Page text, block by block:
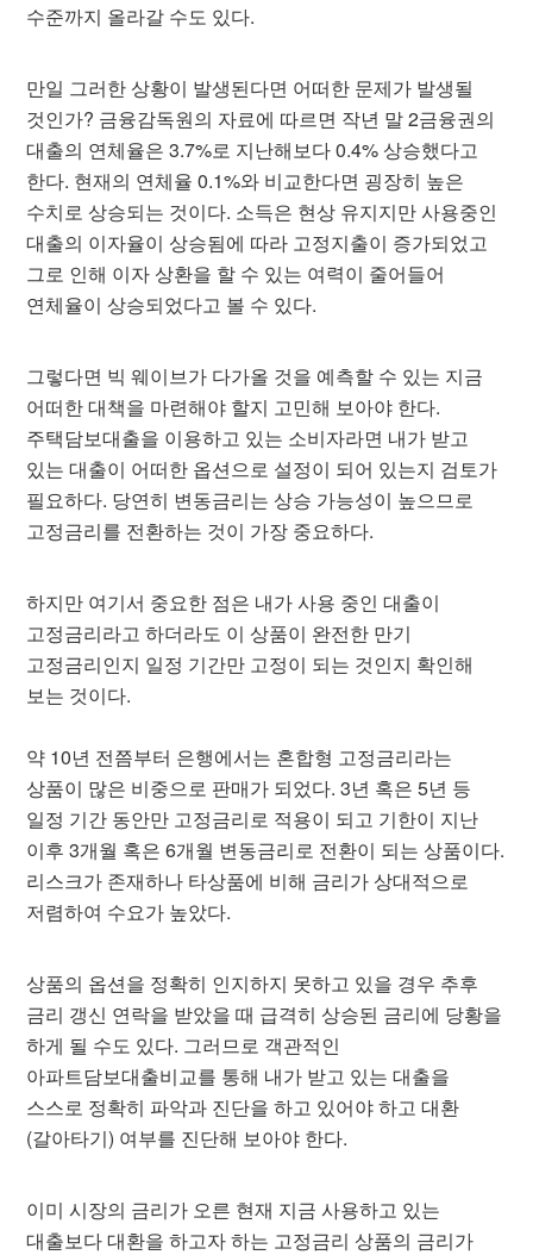
수준까지 올라갈 수도 있다.
만일 그러한 상황이 발생된다면 어떠한 문제가 발생될
것인가? 금융감독원의 자료에 따르면 작년 말 2금융권의
대출의 연체율은 3.7%로 지난해보다 0.4% 상승했다고
한다. 현재의 연체율 0.1%와 비교한다면 굉장히 높은
수치로 상승되는 것이다. 소득은 현상 유지지만 사용중인
대출의 이자율이 상승됨에 따라 고정지출이 증가되었고
그로 인해 이자 상환을 할 수 있는 여력이 줄어들어
연체율이 상승되었다고 볼 수 있다.
그렇다면 빅 웨이브가 다가올 것을 예측할 수 있는 지금
어떠한 대책을 마련해야 할지 고민해 보아야 한다.
주택담보대출을 이용하고 있는 소비자라면 내가 받고
있는 대출이 어떠한 옵션으로 설정이 되어 있는지 검토가
필요하다. 당연히 변동금리는 상승 가능성이 높으므로
고정금리를 전환하는 것이 가장 중요하다.
하지만 여기서 중요한 점은 내가 사용 중인 대출이
고정금리라고 하더라도 이 상품이 완전한 만기
고정금리인지 일정 기간만 고정이 되는 것인지 확인해
보는 것이다.
약 10년 전쯤부터 은행에서는 혼합형 고정금리라는
상품이 많은 비중으로 판매가 되었다. 3년 혹은 5년 등
일정 기간 동안만 고정금리로 적용이 되고 기한이 지난
이후 3개월 혹은 6개월 변동금리로 전환이 되는 상품이다.
리스크가 존재하나 타상품에 비해 금리가 상대적으로
저렴하여 수요가 높았다.
상품의 옵션을 정확히 인지하지 못하고 있을 경우 추후
금리 갱신 연락을 받았을 때 급격히 상승된 금리에 당황을
하게 될 수도 있다. 그러므로 객관적인
아파트담보대출비교를 통해 내가 받고 있는 대출을
스스로 정확히 파악과 진단을 하고 있어야 하고 대환
(갈아타기) 여부를 진단해 보아야 한다.
이미 시장의 금리가 오른 현재 지금 사용하고 있는
대출보다 대환을 하고자 하는 고정금리 상품의 금리가